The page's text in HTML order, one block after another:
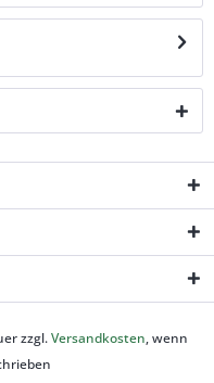
zzgl.Versandkosten, wenn